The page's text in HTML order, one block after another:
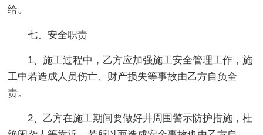
给。
七、安全职责
1、施工过程中，乙方应加强施工安全管理工作，施
工中若造成人员伤亡、财产损失等事故由乙方自负全
责。
2、乙方在施工期间要做好井周围警示防护措施，杜